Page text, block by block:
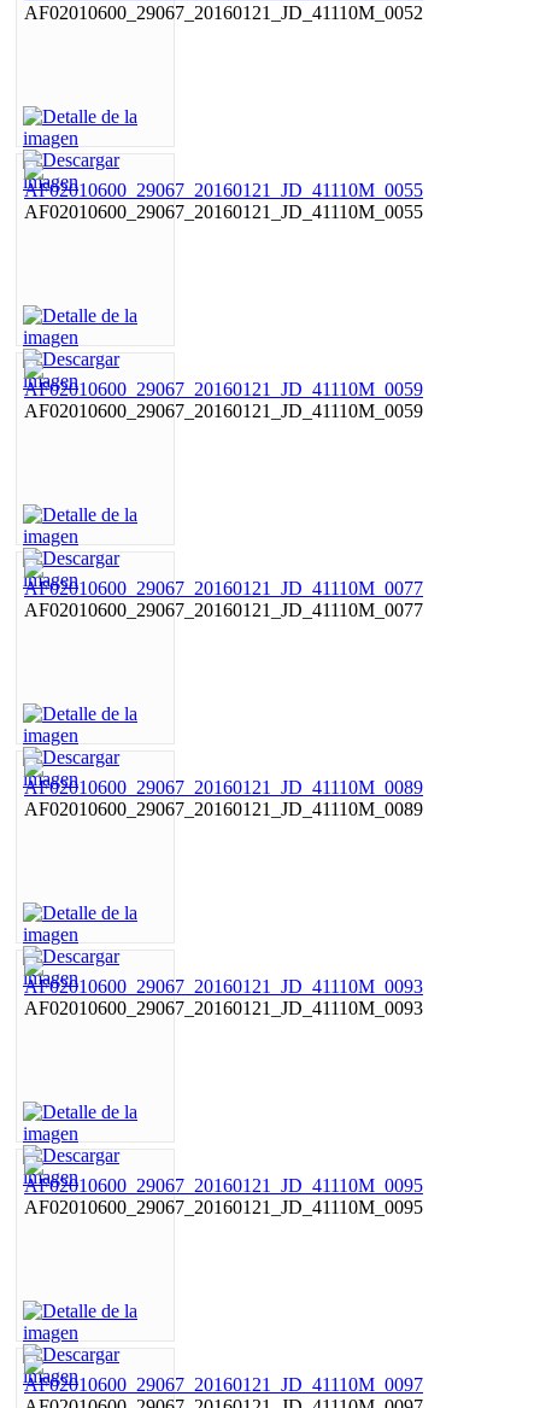
AF02010600_29067_20160121_JD_41110M_0052
AF02010600_29067_20160121_JD_41110M_0055
AF02010600_29067_20160121_JD_41110M_0059
AF02010600_29067_20160121_JD_41110M_0077
AF02010600_29067_20160121_JD_41110M_0089
AF02010600_29067_20160121_JD_41110M_0093
AF02010600_29067_20160121_JD_41110M_0095